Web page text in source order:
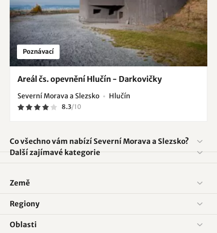
Poznávací
Areál čs. opevnění Hlučín - Darkovičky
Severní Morava a Slezsko Hlučín
8.3/10
Co všechno vám nabízí Severní Morava a Slezsko?
Další zajímavé kategorie
Země
Regiony
Oblasti